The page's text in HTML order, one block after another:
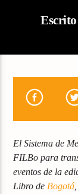
El Sistema de
FILBo para
eventos de la
Libro de Bogotá